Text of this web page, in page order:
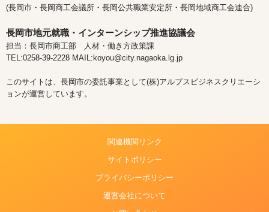
(長岡市・長岡商工会議所・長岡公共職業安定所・長岡地域商工会連合)
長岡市地元就職・インターンシップ推進協議会
担当：長岡市商工部 人材・働き方政策課
TEL:0258-39-2228 MAIL:koyou@city.nagaoka.lg.jp
このサイトは、長岡市の委託事業として(株)アルプスビジネスクリエーシ
ョンが運営しています。
関連機関リンク
サイトポリシー
プライバシーポリシー
運営会社について